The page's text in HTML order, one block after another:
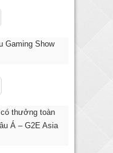
Gaming Show
thưởng toàn
Á – G2E Asia